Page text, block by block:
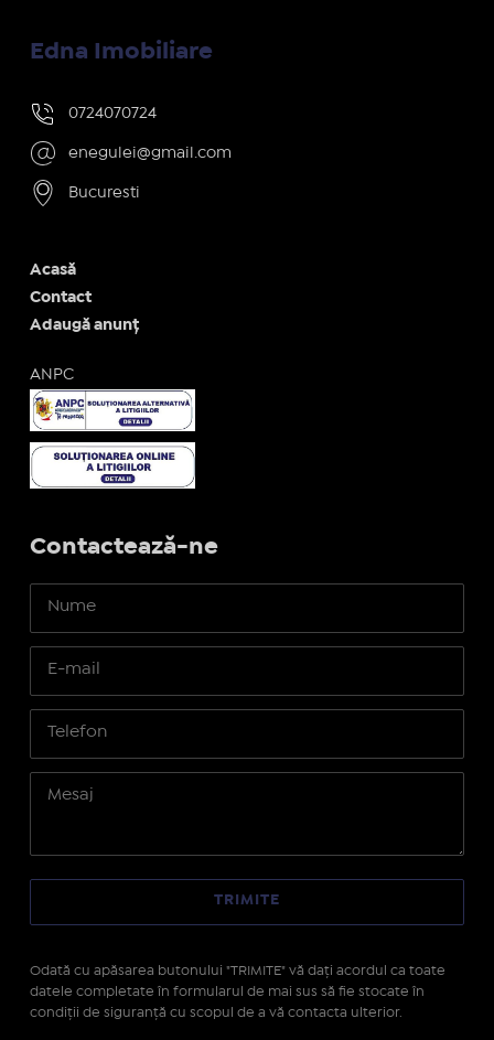
Edna Imobiliare
0724070724
enegulei@gmail.com
Bucuresti
Acasă
Contact
Adaugă anunț
ANPC
Contactează-ne
Odată cu apăsarea butonului "TRIMITE" vă daţi acordul ca toate
datele completate în formularul de mai sus să fie stocate în
condiţii de siguranţă cu scopul de a vă contacta ulterior.